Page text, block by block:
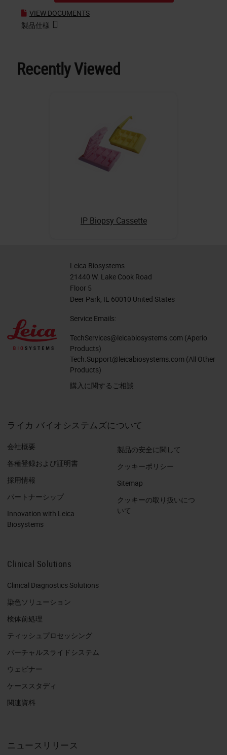
VIEW DOCUMENTS
製品仕様
Recently Viewed
IP Biopsy Cassette
Leica Biosystems
21440 W. Lake Cook Road
Floor 5
Deer Park, IL 60010 United States
Service Emails:
TechServices@leicabiosystems.com (Aperio
Products)
Tech.Support@leicabiosystems.com (All Other
Products)
購入に関するご相談
ライカ バイオシステムズについて
会社概要
各種登録および証明書
採用情報
パートナーシップ
Innovation with Leica
Biosystems
製品の安全に関して
クッキーポリシー
Sitemap
クッキーの取り扱いにつ
いて
Clinical Solutions
Clinical Diagnostics Solutions
染色ソリューション
検体前処理
ティッシュプロセッシング
バーチャルスライドシステム
ウェビナー
ケーススタディ
関連資料
ニュースリリース